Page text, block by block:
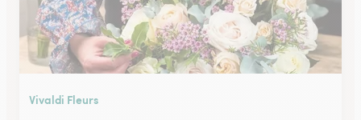
Vivaldi Fleurs